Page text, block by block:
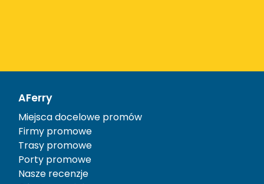
AFerry
Miejsca docelowe promów
Firmy promowe
Trasy promowe
Porty promowe
Nasze recenzje